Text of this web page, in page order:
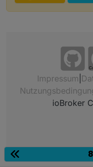
Impressum
ioBroker